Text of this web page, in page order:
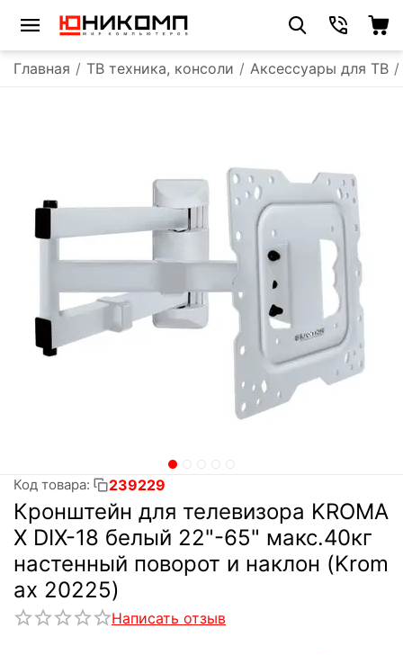
Главная / ТВ техника, консоли / Аксессуары для ТВ /
Код товара: 239229
Кронштейн для телевизора KROMA
X DIX-18 белый 22"-65" макс.40кг
настенный поворот и наклон (Krom
ax 20225)
Написать отзыв